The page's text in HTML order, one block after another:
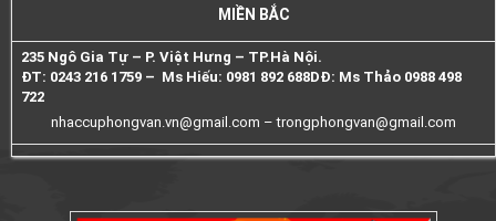
MIỀN BẮC
235 Ngô Gia Tự – P. Việt Hưng – TP.Hà Nội.
ĐT: 0243 216 1759 – Ms Hiếu: 0981 892 688DĐ: Ms Thảo 0988 498
722
nhaccuphongvan.vn@gmail.com –trongphongvan@gmail.com